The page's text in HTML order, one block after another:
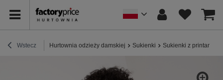
Wstecz Hurtownia odzieży damskiej Sukienki Sukienki z printami